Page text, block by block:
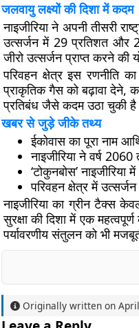
जलवायु लक्ष्यों की दिशा में कदम
नाइजीरिया ने अपनी तीसरी
उत्सर्जन में 29 प्रतिशत और
जीरो उत्सर्जन प्राप्त करने की
परिवहन क्षेत्र इस रणनीति
प्राकृतिक गैस को बढ़ावा देने,
प्रतिबंध जैसे कदम उठा चुकी
खबर से जुड़े जीके तथ्य
ईकोवास का पूरा नाम
नाइजीरिया ने वर्ष
‘टोकुनबोस’
परिवहन क्षेत्र में
नाइजीरिया का ग्रीन टैक्स
सुरक्षा की दिशा में एक
पर्यावरणीय संतुलन को भी
Originally written on